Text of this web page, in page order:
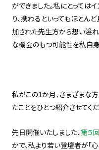
ができました。私にとっては
り、携わるといってもほとん
加された先生方から想い溢れ
な機会のもつ可能性を私自身
私がこの1か月、さまざまな
たことをひとつ紹介させてくだ
先日開催いたしました、第５
かで、私より若い登壇者が「